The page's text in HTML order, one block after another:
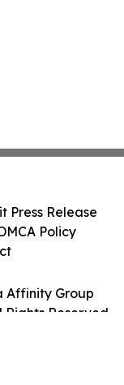
Affinity Group
Reserved.
Press Release
Policy